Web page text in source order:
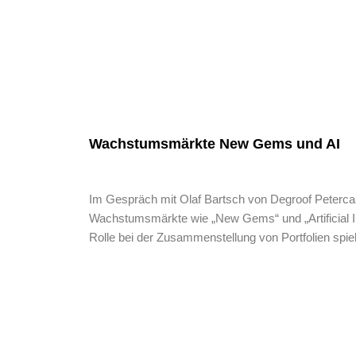
Wachstumsmärkte New Gems und AI
Im Gespräch mit Olaf Bartsch von Degroof
Wachstumsmärkte wie „New Gems“ und
Rolle bei der Zusammenstellung von Portfolien